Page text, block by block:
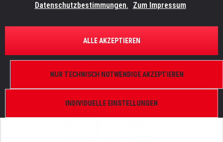
ÜBERSICHT VISUALISIERUNGEN
CAPTURE 2026 Upgrade
MediaServer/Video Streams, 4 Laser Streams,
PC/Mac
Datenschutzbestimmungen. Zum Impressum
INDIVIDUELLE EINSTELLUNGEN
NUR TECHNISCH NOTWENDIGE AKZEPTIEREN
ALLE AKZEPTIEREN